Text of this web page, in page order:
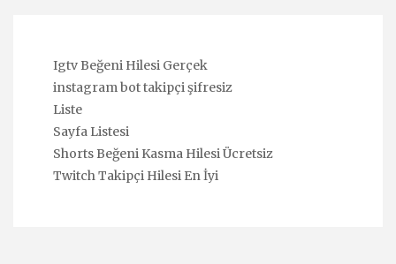
Igtv Beğeni Hilesi Gerçek
instagram bot takipçi şifresiz
Liste
Sayfa Listesi
Shorts Beğeni Kasma Hilesi Ücretsiz
Twitch Takipçi Hilesi En İyi